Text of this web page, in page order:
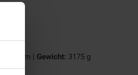
12,5 cm | Gewicht: 3175 g